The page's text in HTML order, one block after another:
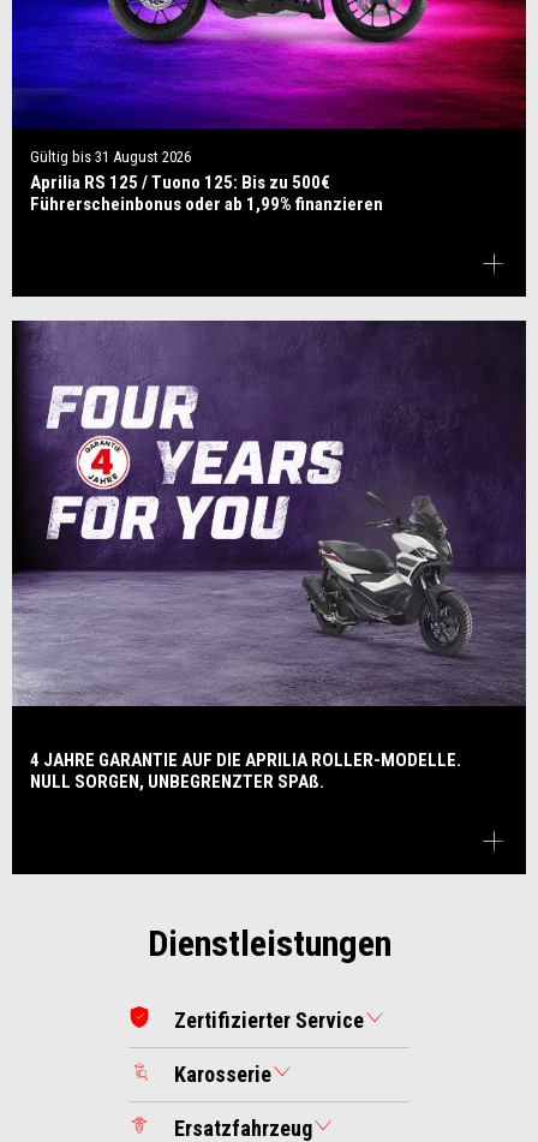
Gültig bis 31 August 2026
Aprilia RS 125 / Tuono 125: Bis zu 500€
Führerscheinbonus oder ab 1,99% finanzieren
4 JAHRE GARANTIE AUF DIE APRILIA ROLLER-MODELLE.
NULL SORGEN, UNBEGRENZTER SPAß.
Dienstleistungen
Zertifizierter Service
Karosserie
Ersatzfahrzeug